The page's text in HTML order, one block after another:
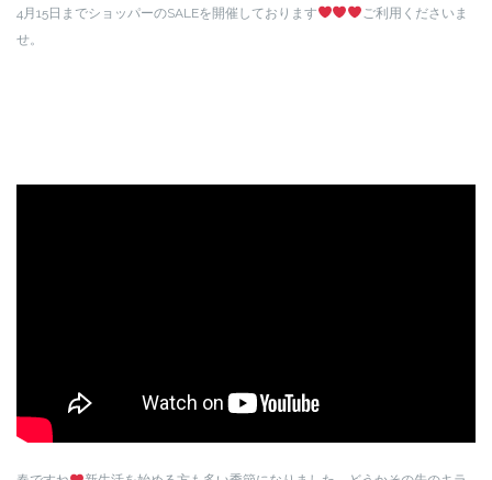
4月15日までショッパーのSALEを開催しております
ご利用くださいま
せ。